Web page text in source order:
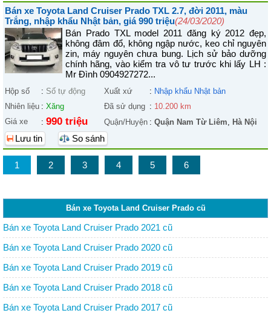
Bán xe Toyota Land Cruiser Prado TXL 2.7, đời 2011, màu
Trắng, nhập khẩu Nhật bản, giá 990 triệu(24/03/2020)
Bán Prado TXL model 2011 đăng ký 2012 đẹp,
không đâm đổ, không ngập nước, keo chỉ nguyên
zin, máy nguyên chưa bung. Lịch sử bảo dưỡng
chính hãng, vào kiểm tra vô tư trước khi lấy LH :
Mr Đình 0904927272...
Hộp số : Số tự động Xuất xứ : Nhập khẩu Nhật bản
Nhiên liệu : Xăng Đã sử dụng : 10.200 km
Giá xe
: 990 triệu Quận/Huyện : Quận Nam Từ Liêm, Hà Nội
Lưu tin So sánh
1 2 3 4 5 6
Bán xe Toyota Land Cruiser Prado cũ
Bán xe Toyota Land Cruiser Prado 2021 cũ
Bán xe Toyota Land Cruiser Prado 2020 cũ
Bán xe Toyota Land Cruiser Prado 2019 cũ
Bán xe Toyota Land Cruiser Prado 2018 cũ
Bán xe Toyota Land Cruiser Prado 2017 cũ